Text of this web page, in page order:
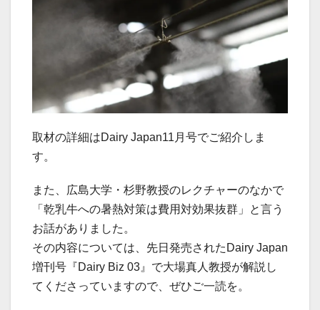
取材の詳細はDairy Japan11月号でご紹介しま
す。
また、広島大学・杉野教授のレクチャーのなかで
「乾乳牛への暑熱対策は費用対効果抜群」と言う
お話がありました。
その内容については、先日発売されたDairy Japan
増刊号『Dairy Biz 03』で大場真人教授が解説し
てくださっていますので、ぜひご一読を。